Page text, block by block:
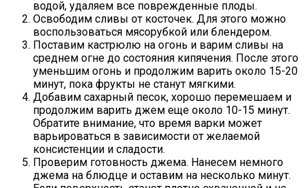
водой, удаляем все поврежденные плоды.
Освободим сливы от косточек. Для этого можно
воспользоваться мясорубкой или блендером.
Поставим кастрюлю на огонь и варим сливы на
среднем огне до состояния кипячения. После этого
уменьшим огонь и продолжим варить около 15-20
минут, пока фрукты не станут мягкими.
Добавим сахарный песок, хорошо перемешаем и
продолжим варить джем еще около 10-15 минут.
Обратите внимание, что время варки может
варьироваться в зависимости от желаемой
консистенции и сладости.
Проверим готовность джема. Нанесем немного
джема на блюдце и оставим на несколько минут.